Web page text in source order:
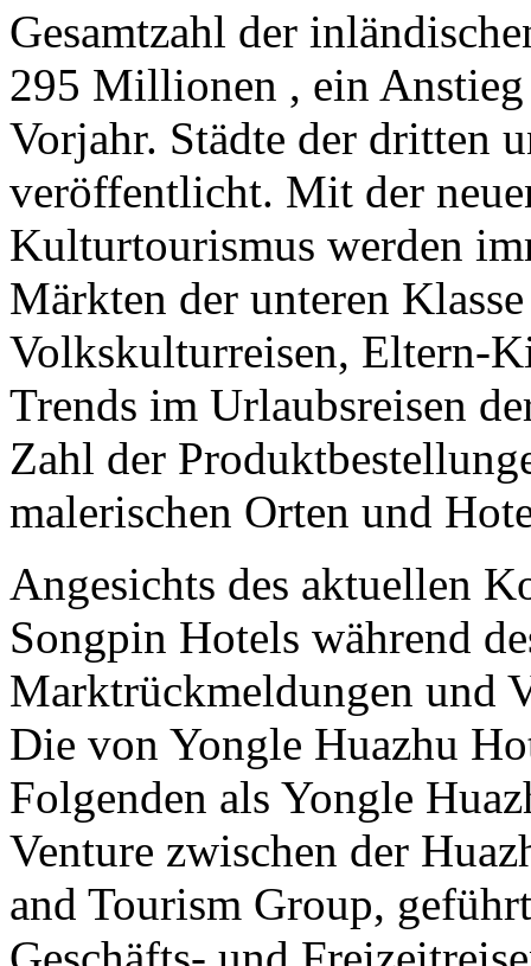
Gesamtzahl der
295 Millionen , ein
Vorjahr. Städte der dritten
veröffentlicht. Mit der
Kulturtourismus werden
Märkten der unteren
Volkskulturreisen, Eltern-
Trends im Urlaubsreisen
Zahl der
malerischen Orten und
Angesichts des aktuellen
Songpin Hotels während
Marktrückmeldungen und
Die von Yongle Huazhu
Folgenden als Yongle
Venture zwischen der
and Tourism Group,